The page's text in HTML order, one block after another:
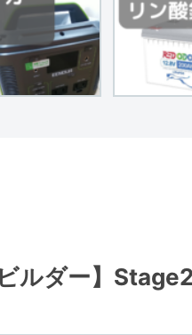
ルダー】